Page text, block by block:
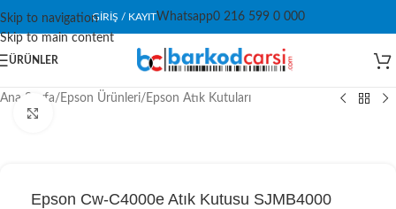
Skip to navigation
Skip to main content
GIRIŞ / KAYITWhatsapp0 216 599 0 000
ÜRÜNLER
Ana Sayfa/ Epson Ürünleri/ Epson Atık Kutuları
Epson Cw-C4000e Atık Kutusu SJMB4000